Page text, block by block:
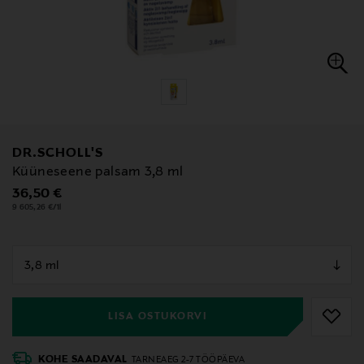
DR.SCHOLL'S
Küüneseene palsam 3,8 ml
Original Price
36,50 €
9 605,26 €/1l
LISA OSTUKORVI
KOHE SAADAVAL TARNEAEG 2-7 TÖÖPÄEVA